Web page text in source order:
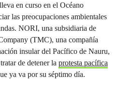
en curso en el Océano
las preocupaciones ambientales
NORI, una subsidiaria de
(TMC), una compañía
insular del Pacífico de Nauru,
de detener la protesta pacífica
ya va por su séptimo día.